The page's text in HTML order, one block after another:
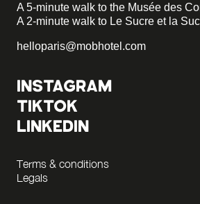
A 5-minute walk to the Musée des
A 2-minute walk to Le Sucre et la
helloparis@mobhotel.com
INSTAGRAM
TIKTOK
LINKEDIN
Terms & conditions
Legals